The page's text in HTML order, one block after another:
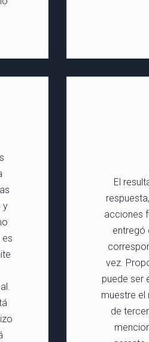
y
es
El
acciones
entregó
vez.
puede ser
muestre el
de